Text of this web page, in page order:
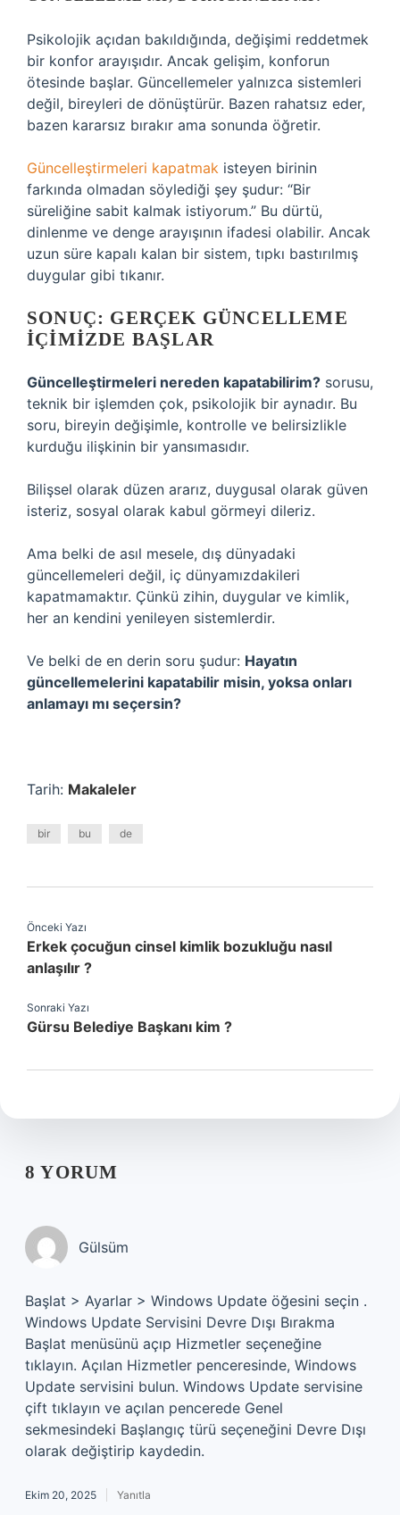
Psikolojik açıdan bakıldığında, değişimi reddetmek
bir konfor arayışıdır. Ancak gelişim, konforun
ötesinde başlar. Güncellemeler yalnızca sistemleri
değil, bireyleri de dönüştürür. Bazen rahatsız eder,
bazen kararsız bırakır ama sonunda öğretir.
Güncelleştirmeleri kapatmak isteyen birinin
farkında olmadan söylediği şey şudur: “Bir
süreliğine sabit kalmak istiyorum.” Bu dürtü,
dinlenme ve denge arayışının ifadesi olabilir. Ancak
uzun süre kapalı kalan bir sistem, tıpkı bastırılmış
duygular gibi tıkanır.
SONUÇ: GERÇEK GÜNCELLEME
İÇIMIZDE BAŞLAR
Güncelleştirmeleri nereden kapatabilirim? sorusu,
teknik bir işlemden çok, psikolojik bir aynadır. Bu
soru, bireyin değişimle, kontrolle ve belirsizlikle
kurduğu ilişkinin bir yansımasıdır.
Bilişsel olarak düzen ararız, duygusal olarak güven
isteriz, sosyal olarak kabul görmeyi dileriz.
Ama belki de asıl mesele, dış dünyadaki
güncellemeleri değil, iç dünyamızdakileri
kapatmamaktır. Çünkü zihin, duygular ve kimlik,
her an kendini yenileyen sistemlerdir.
Ve belki de en derin soru şudur: Hayatın
güncellemelerini kapatabilir misin, yoksa onları
anlamayı mı seçersin?
Tarih: Makaleler
bir bu de
Önceki Yazı
Erkek çocuğun cinsel kimlik bozukluğu nasıl
anlaşılır ?
Sonraki Yazı
Gürsu Belediye Başkanı kim ?
8 YORUM
Gülsüm
Başlat > Ayarlar > Windows Update öğesini seçin .
Windows Update Servisini Devre Dışı Bırakma
Başlat menüsünü açıp Hizmetler seçeneğine
tıklayın. Açılan Hizmetler penceresinde, Windows
Update servisini bulun. Windows Update servisine
çift tıklayın ve açılan pencerede Genel
sekmesindeki Başlangıç türü seçeneğini Devre Dışı
olarak değiştirip kaydedin.
Ekim 20, 2025 Yanıtla